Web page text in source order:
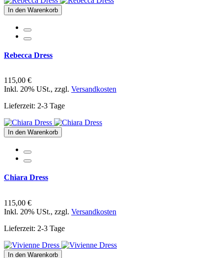
In den Warenkorb
Rebecca Dress
115,00 €
Inkl. 20% USt., zzgl. Versandkosten
Lieferzeit: 2-3 Tage
In den Warenkorb
Chiara Dress
115,00 €
Inkl. 20% USt., zzgl. Versandkosten
Lieferzeit: 2-3 Tage
In den Warenkorb